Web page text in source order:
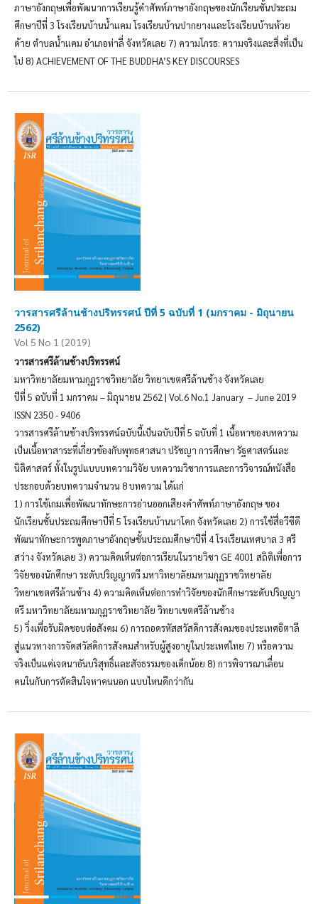
ภาษาอังกฤษเพื่อพัฒนาการเรียนรู้คำศัพท์ภาษาอังกฤษของนักเรียนชั้นประถม
ศึกษาปีที่ 3 โรงเรียนบ้านนํ้าแคม โรงเรียนบ้านปากยางและโรงเรียนบ้านห้วย
ด้าย ตำบลนํ้าแคม อำเภอท่าลี่ จังหวัดเลย 7) ความโกรธ: ความจริงและสิ่งที่เป็น
ไป 8) ACHIEVEMENT OF THE BUDDHA’S KEY DISCOURSES
วารสารศรีล้านช้างปริทรรศน์ ปีที่ 5 ฉบับที่ 1 (มกราคม - มิถุนายน
2562)
Vol 5 No 1 (2019)
วารสารศรีล้านช้างปริทรรศน์
มหาวิทยาลัยมหามกุฏราชวิทยาลัย วิทยาเขตศรีล้านช้าง จังหวัดเลย
ปีที่ 5 ฉบับที่ 1 มกราคม – มิถุนายน 2562 | Vol.6 No.1 January – June 2019
ISSN 2350 - 9406
วารสารศรีล้านช้างปริทรรศน์ฉบับนี้เป็นฉบับปีที่ 5 ฉบับที่ 1 เนื้อหาของบทความ
เป็นเนื้อหาสาระที่เกี่ยวข้องกับพุทธศาสนา ปรัชญา การศึกษา รัฐศาสตร์และ
นิติศาสตร์ ทั้งในรูปแบบบทความวิจัย บทความวิชาการและการวิจารณ์หนังสือ
ประกอบด้วยบทความจำนวน 8 บทความ ได้แก่
1) การใช้เกมเพื่อพัฒนาทักษะการอ่านออกเสียงคำศัพท์ภาษาอังกฤษ ของ
นักเรียนชั้นประถมศึกษาปีที่ 5 โรงเรียนบ้านนาโคก จังหวัดเลย 2) การใช้สื่อวีซีดี
พัฒนาทักษะการพูดภาษาอังกฤษชั้นประถมศึกษาปีที่ 4 โรงเรียนเทศบาล 3 ศรี
สว่าง จังหวัดเลย 3) ความคิดเห็นต่อการเรียนในรายวิชา GE 4001 สถิติเพื่อการ
วิจัยของนักศึกษา ระดับปริญญาตรี มหาวิทยาลัยมหามกุฏราชวิทยาลัย
วิทยาเขตศรีล้านช้าง 4) ความคิดเห็นต่อการทำวิจัยของนักศึกษาระดับปริญญา
ตรี มหาวิทยาลัยมหามกุฏราชวิทยาลัย วิทยาเขตศรีล้านช้าง
5) วิ่งเพื่อรับผิดชอบต่อสังคม 6) การถอดรหัสสวัสดิการสังคมของประเทศอิตาลี
สู่แนวทางการจัดสวัสดิการสังคมสำหรับผู้สูงอายุในประเทศไทย 7) หรือความ
จริงเป็นแค่เจตนาอันบริสุทธิ์และสัจธรรมของเด็กน้อย 8) การพิจารณาเลื่อน
คนในกับการตัดสินใจหาคนนอก แบบไหนดีกว่ากัน